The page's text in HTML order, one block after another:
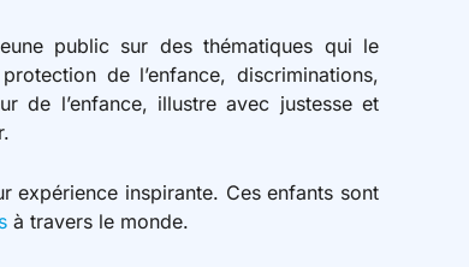
public sur des thématiques qui le
de l’enfance, discriminations,
de l’enfance, illustre avec justesse et
expérience inspirante. Ces enfants sont
à travers le monde.